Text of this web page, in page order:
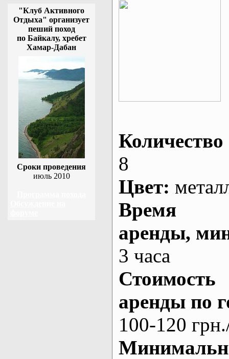
"Клуб Активного
Отдыха" организует
пеший поход
по Байкалу, хребет
Хамар-Дабан
Сроки проведения
июль 2010
Количество
8
Цвет:
Время
аренды,
3 часа
Стоимость
аренды по
100-120